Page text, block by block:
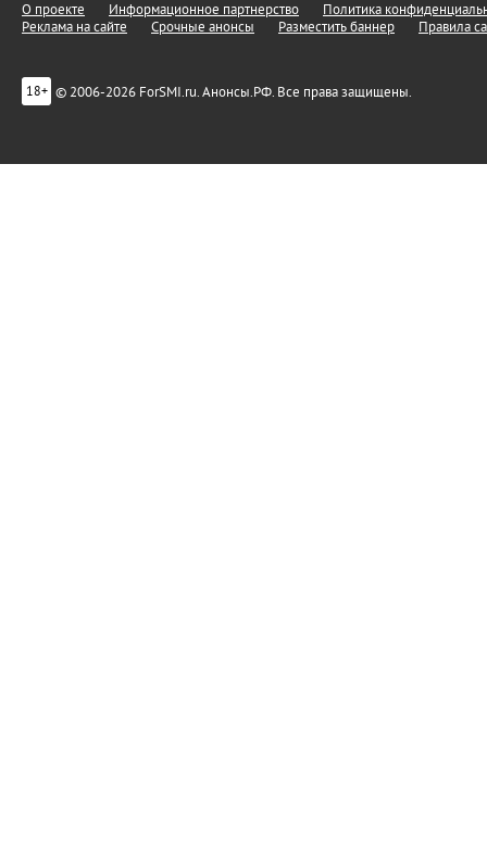
О проекте Информационное партнерство
Политика
Реклама на сайте
Срочные анонсы Разместить баннер Правила
18+ © 2006-2026 ForSMI.ru. Анонсы.РФ. Все права защищены.